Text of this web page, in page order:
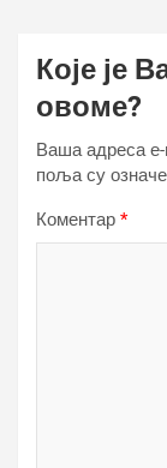
Које је
овоме?
Ваша адреса
поља су
Коментар *